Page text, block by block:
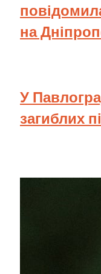
на
У
загиблих